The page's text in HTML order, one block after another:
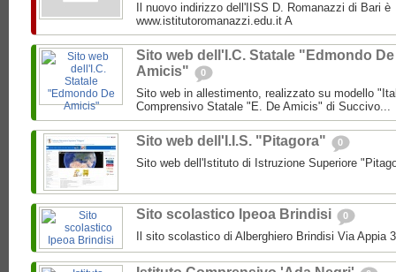
Il nuovo indirizzo dell'IISS D. Romanazzi di Bari è
www.istitutoromanazzi.edu.it A
Sito web dell'I.C. Statale "Edmondo De
Amicis"
0
Sito web in allestimento, realizzato su modello
Comprensivo Statale "E. De Amicis" di Succivo...
Sito web dell'I.I.S. "Pitagora" 0
Sito web dell'Istituto di Istruzione Superiore
Sito scolastico Ipeoa Brindisi 0
Il sito scolastico di Alberghiero Brindisi Via Appia